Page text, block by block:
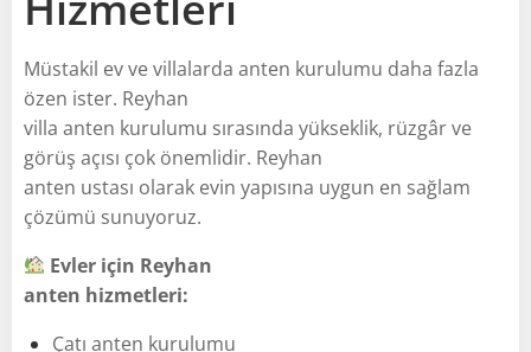
Müstakil ev ve villalarda anten kurulumu daha fazla
özen ister. Reyhan
villa anten kurulumu sırasında yükseklik, rüzgâr ve
görüş açısı çok önemlidir. Reyhan
anten ustası olarak evin yapısına uygun en sağlam
çözümü sunuyoruz.
Evler için Reyhan
anten hizmetleri:
Çatı anten kurulumu